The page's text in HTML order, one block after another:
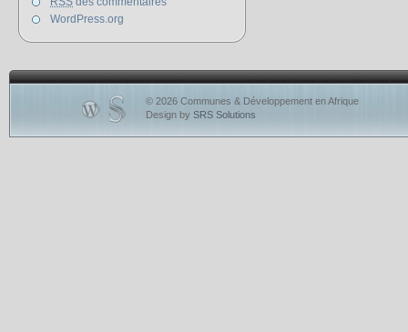
WordPress.org
© 2026 Communes & Développement en Afrique
Design by SRS Solutions